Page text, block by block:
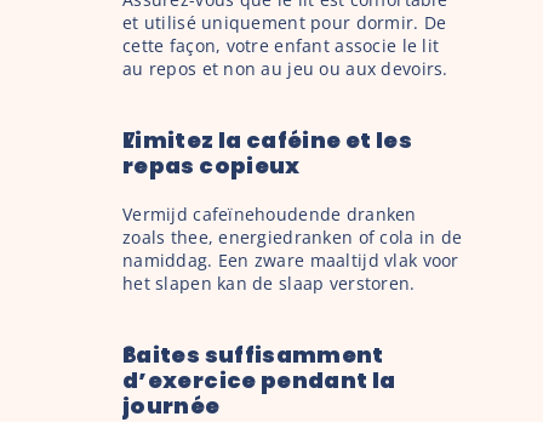
et utilisé uniquement pour dormir. De
cette façon, votre enfant associe le lit
au repos et non au jeu ou aux devoirs.
Limitez la caféine et les
repas copieux
Vermijd cafeïnehoudende dranken
zoals thee, energiedranken of cola in de
namiddag. Een zware maaltijd vlak voor
het slapen kan de slaap verstoren.
Faites suffisamment
d’exercice pendant la
journée